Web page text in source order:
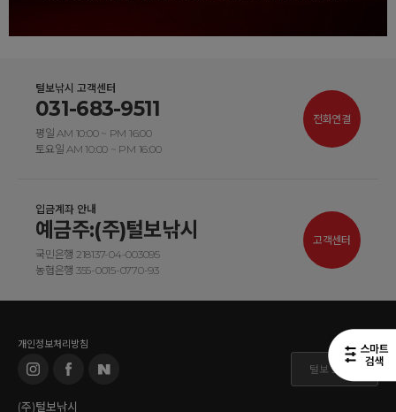
털보낚시 고객센터
031-683-9511
평일 AM 10:00 ~ PM 16:00
토요일 AM 10:00 ~ PM 16:00
전화연결
입금계좌 안내
예금주:(주)털보낚시
국민은행 218137-04-003095
농협은행 355-0015-0770-93
고객센터
개인정보처리방침
털보 도매몰
(주)털보낚시